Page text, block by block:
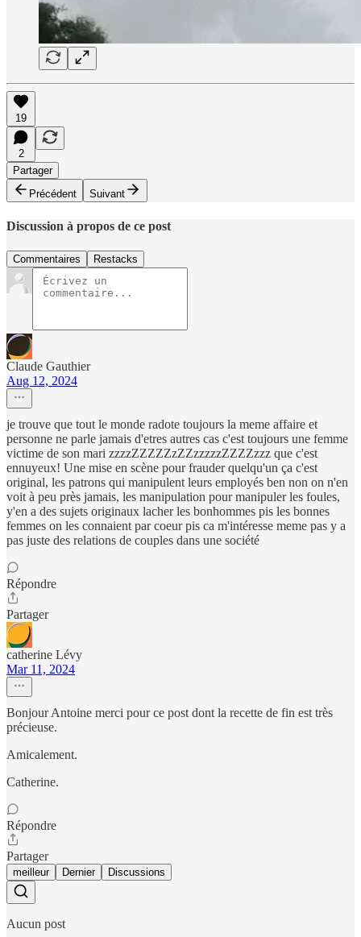
19
2
Partager
Précédent
Suivant
Discussion à propos de ce post
Commentaires Restacks
Claude Gauthier
Aug 12, 2024
je trouve que tout le monde radote toujours la meme affaire et
personne ne parle jamais d'etres autres cas c'est toujours une femme
victime de son mari zzzzZZZZZzZZzzzzzZZZZzzz que c'est
ennuyeux! Une mise en scène pour frauder quelqu'un ça c'est
original, les patrons qui manipulent leurs employés ben non on n'en
voit à peu près jamais, les manipulation pour manipuler les foules,
y'en a des sujets originaux lacher les bonhommes pis les bonnes
femmes on les connaient par coeur pis ca m'intéresse meme pas y a
pas juste des relations de couples dans une société
Répondre
Partager
catherine Lévy
Mar 11, 2024
Bonjour Antoine merci pour ce post dont la recette de fin est très
précieuse.
Amicalement.
Catherine.
Répondre
Partager
meilleur Dernier Discussions
Aucun post